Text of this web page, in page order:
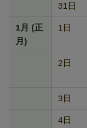
31日
1月 (正
月)
1日
2日
3日
4日